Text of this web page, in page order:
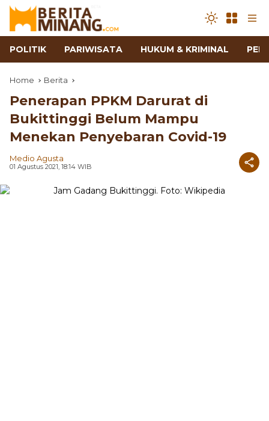
POLITIK PARIWISATA HUKUM & KRIMINAL
Home Berita
Penerapan PPKM Darurat di
Bukittinggi Belum Mampu
Menekan Penyebaran Covid-19
Medio Agusta
01 Agustus 2021, 18:14 WIB